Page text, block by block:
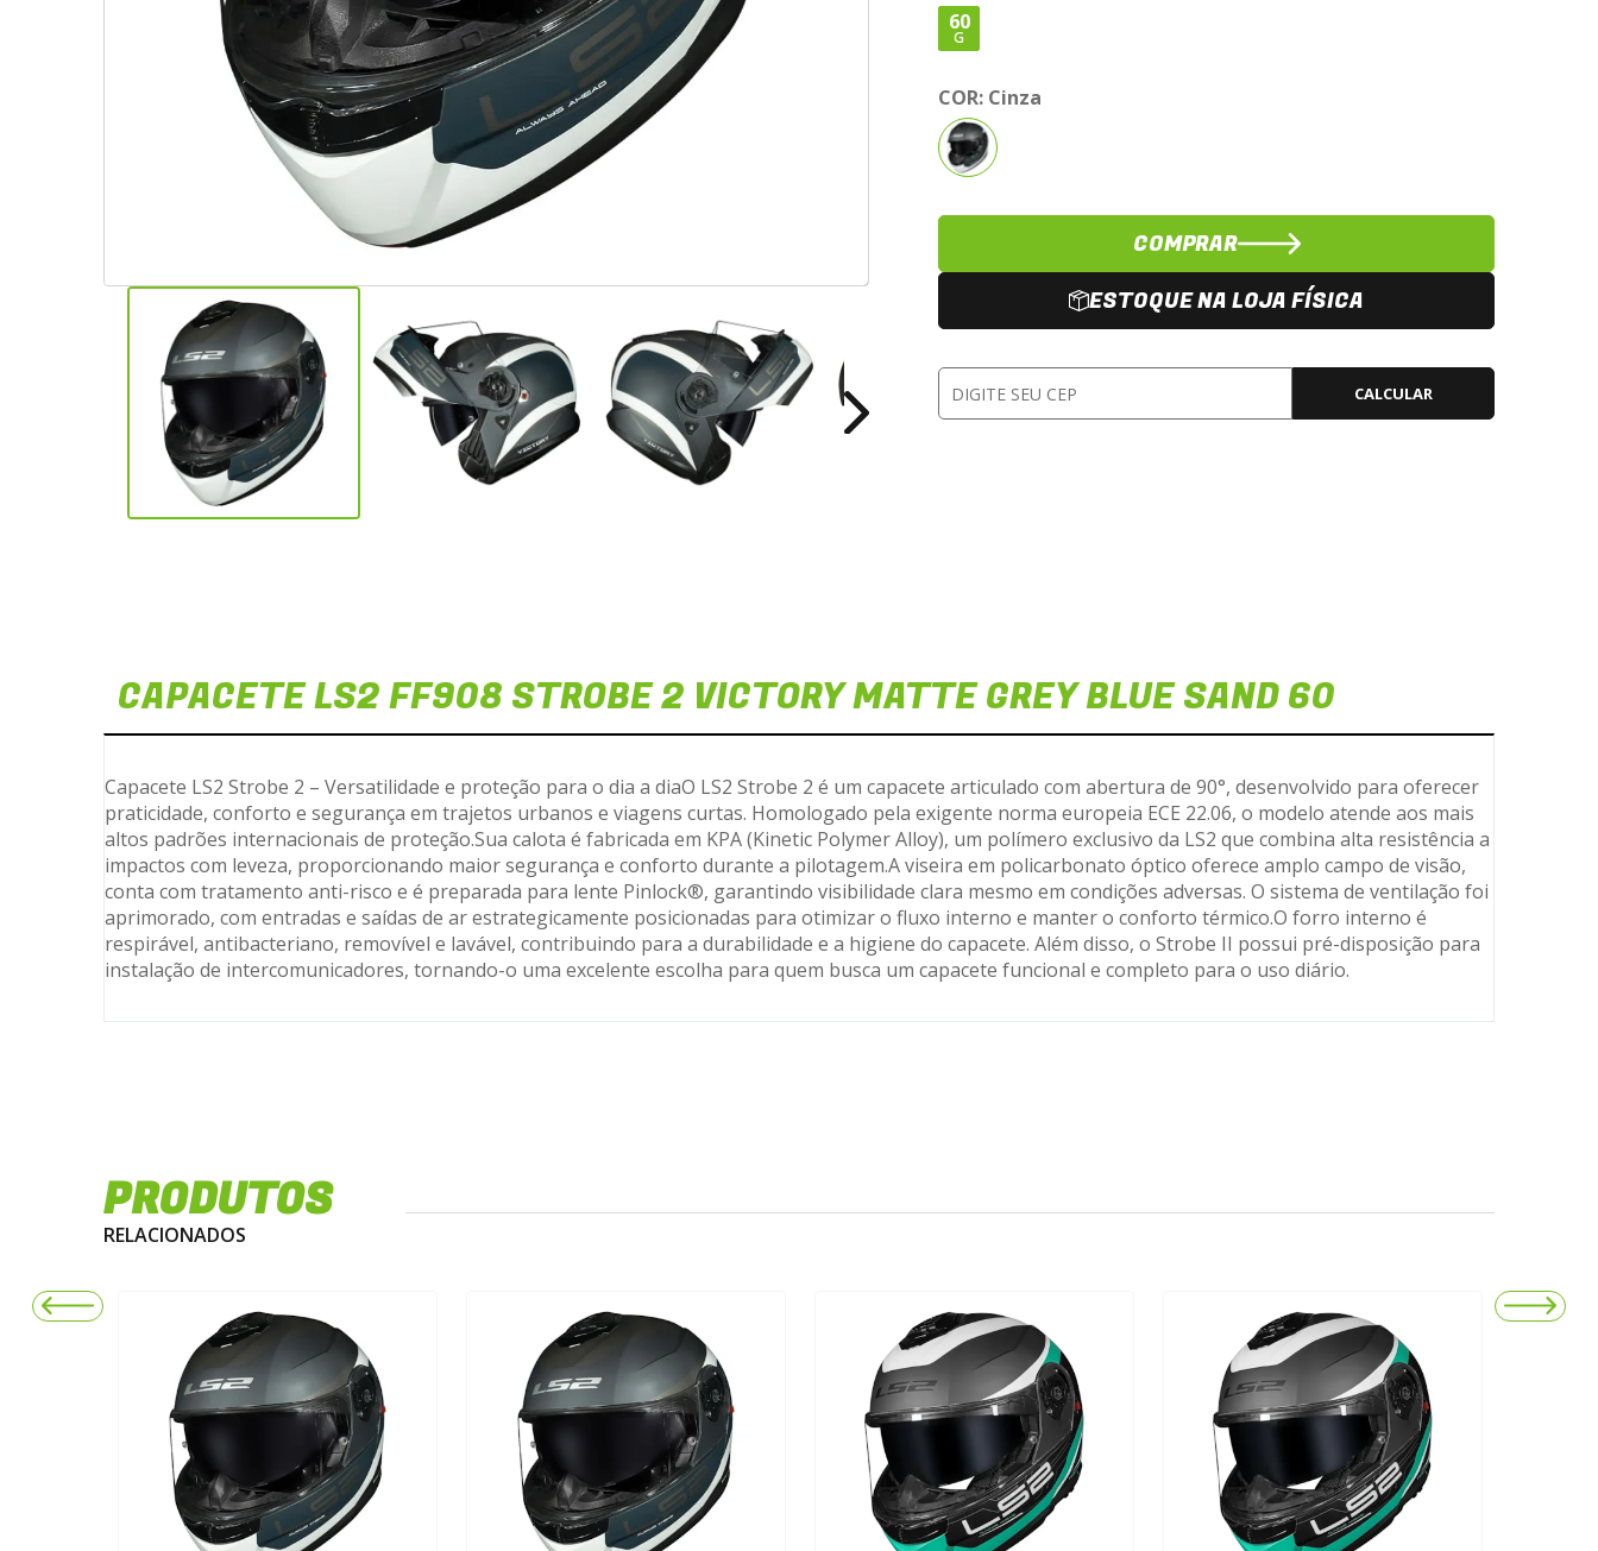
60
G
COR: Cinza
COMPRAR
ESTOQUE NA LOJA FÍSICA
CALCULAR
Disponibilidade de estoque
Veja em nossas lojas o estoque desse produto
CAPACETE LS2 FF908 STROBE 2
VICTORY MATTE GREY BLUE SAND
Carregando informações de estoque...
CAPACETE LS2 FF908 STROBE 2 VICTORY MATTE GREY BLUE SAND 60
Capacete LS2 Strobe 2 – Versatilidade e proteção para o dia a diaO LS2 Strobe 2 é um capacete articulado com abertura de 90°, desenvolvido para oferecer
praticidade, conforto e segurança em trajetos urbanos e viagens curtas. Homologado pela exigente norma europeia ECE 22.06, o modelo atende aos mais
altos padrões internacionais de proteção.Sua calota é fabricada em KPA (Kinetic Polymer Alloy), um polímero exclusivo da LS2 que combina alta resistência a
impactos com leveza, proporcionando maior segurança e conforto durante a pilotagem.A viseira em policarbonato óptico oferece amplo campo de visão,
conta com tratamento anti-risco e é preparada para lente Pinlock®, garantindo visibilidade clara mesmo em condições adversas. O sistema de ventilação foi
aprimorado, com entradas e saídas de ar estrategicamente posicionadas para otimizar o fluxo interno e manter o conforto térmico.O forro interno é
respirável, antibacteriano, removível e lavável, contribuindo para a durabilidade e a higiene do capacete. Além disso, o Strobe II possui pré-disposição para
instalação de intercomunicadores, tornando-o uma excelente escolha para quem busca um capacete funcional e completo para o uso diário.
PRODUTOS
RELACIONADOS